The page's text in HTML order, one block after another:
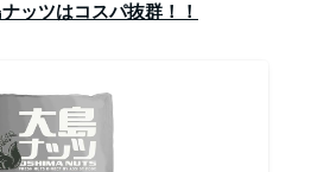
ッツはコスパ抜群！！